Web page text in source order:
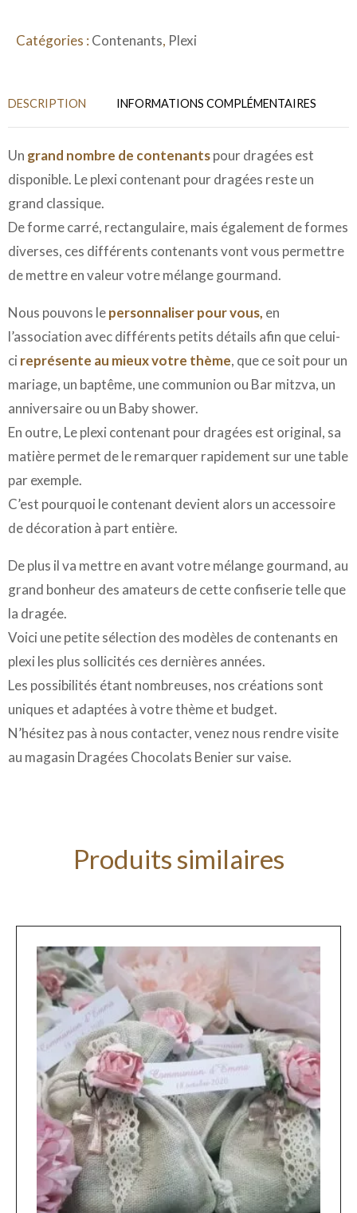
Catégories : Contenants, Plexi
DESCRIPTION INFORMATIONS COMPLÉMENTAIRES
Un grand nombre de contenantspour dragées est
disponible. Le plexi contenant pour dragées reste un
grand classique.
De forme carré, rectangulaire, mais également de formes
diverses, ces différents contenants vont vous permettre
de mettre en valeur votre mélange gourmand.
Nous pouvons lepersonnaliser pour vous, en
l’association avec différents petits détails afin que celui-
ci représente au mieux votre thème, que ce soit pour un
mariage, un baptême, une communion ou Bar mitzva, un
anniversaire ou un Baby shower.
En outre, Le plexi contenant pour dragées est original, sa
matière permet de le remarquer rapidement sur une table
par exemple.
C’est pourquoi le contenant devient alors un accessoire
de décoration à part entière.
De plus il va mettre en avant votre mélange gourmand, au
grand bonheur des amateurs de cette confiserie telle que
la dragée.
Voici une petite sélection des modèles de contenants en
plexi les plus sollicités ces dernières années.
Les possibilités étant nombreuses, nos créations sont
uniques et adaptées à votre thème et budget.
N’hésitez pas à nous contacter, venez nous rendre visite
au magasin Dragées Chocolats Benier sur vaise.
Produits similaires